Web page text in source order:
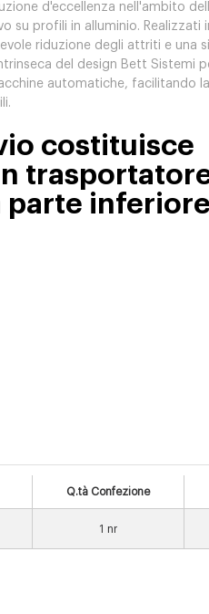
d'eccellenza nell'ambito
su profili in alluminio. Realizzati
riduzione degli attriti e una
del design Bett Sistemi
automatiche, facilitando
costituisce
Q.tà Confezione
1 nr